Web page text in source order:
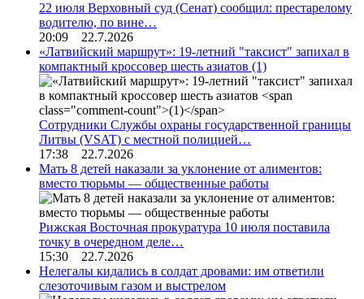
22 июля Верховный суд (Сенат) сообщил: престарелому
водителю, по вине…
20:09 22.7.2026
«Латвийский маршрут»: 19-летний "таксист" запихал в
компактный кроссовер шесть азиатов (1)
Сотрудники Службы охраны государственной границы
Литвы (VSAT) с местной полицией…
17:38 22.7.2026
Мать 8 детей наказали за уклонение от алиментов:
вместо тюрьмы — общественные работы
Рижская Восточная прокуратура 10 июля поставила
точку в очередном деле…
15:30 22.7.2026
Нелегалы кидались в солдат дровами: им ответили
слезоточивым газом и выстрелом